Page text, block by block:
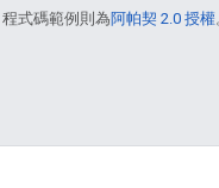
程式碼範例則為阿帕契 2.0 授權